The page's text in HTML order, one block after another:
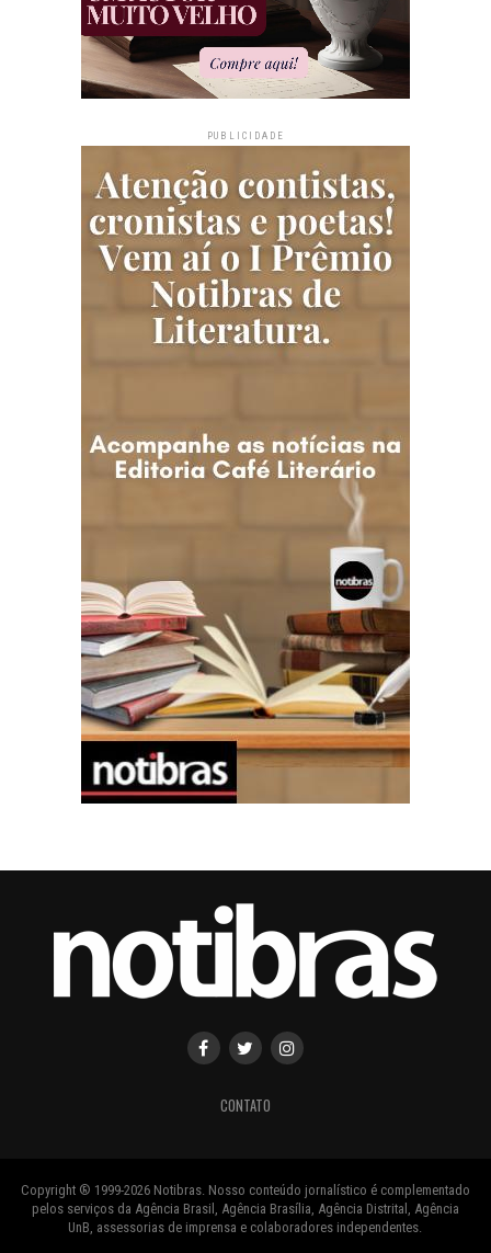
PUBLICIDADE
CONTATO
Copyright ® 1999-2026 Notibras. Nosso conteúdo jornalístico é complementado
pelos serviços da Agência Brasil, Agência Brasília, Agência Distrital, Agência
UnB, assessorias de imprensa e colaboradores independentes.